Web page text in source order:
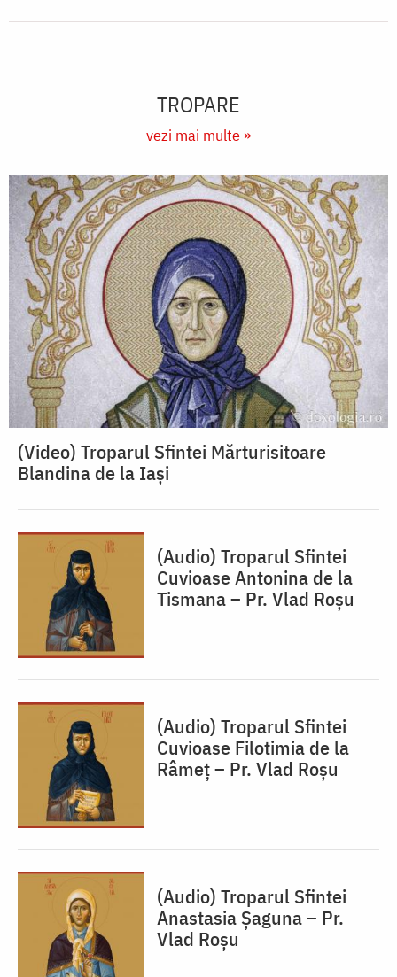
TROPARE
vezi mai multe »
(Video) Troparul Sfintei Mărturisitoare
Blandina de la Iași
(Audio) Troparul Sfintei
Cuvioase Antonina de la
Tismana – Pr. Vlad Roșu
(Audio) Troparul Sfintei
Cuvioase Filotimia de la
Râmeț – Pr. Vlad Roșu
(Audio) Troparul Sfintei
Anastasia Șaguna – Pr.
Vlad Roșu